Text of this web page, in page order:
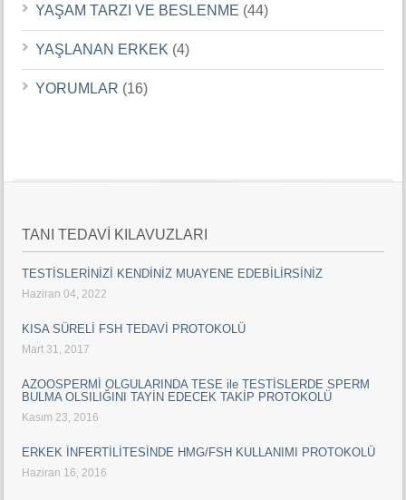
YAŞAM TARZI VE BESLENME (44)
YAŞLANAN ERKEK (4)
YORUMLAR (16)
TANI TEDAVİ KILAVUZLARI
TESTİSLERİNİZİ KENDİNİZ MUAYENE EDEBİLİRSİNİZ
Haziran 04, 2022
KISA SÜRELİ FSH TEDAVİ PROTOKOLÜ
Mart 31, 2017
AZOOSPERMİ OLGULARINDA TESE ile TESTİSLERDE SPERM
BULMA OLSILIĞINI TAYİN EDECEK TAKİP PROTOKOLÜ
Kasım 23, 2016
ERKEK İNFERTİLİTESİNDE HMG/FSH KULLANIMI PROTOKOLÜ
Haziran 16, 2016